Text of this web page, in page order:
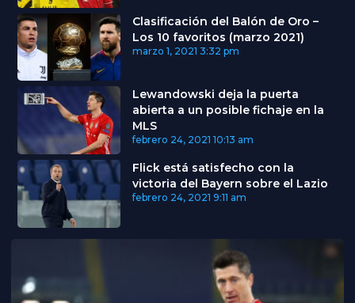
Clasificación del Balón de Oro –
Los 10 favoritos (marzo 2021)
marzo 1, 2021 3:32 pm
Lewandowski deja la puerta
abierta a un posible fichaje en la
MLS
febrero 24, 2021 10:13 am
Flick está satisfecho con la
victoria del Bayern sobre el Lazio
febrero 24, 2021 9:11 am